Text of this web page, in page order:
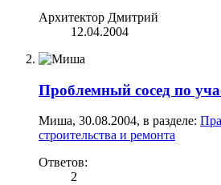
Архитектор Дмитрий
12.04.2004
Проблемный сосед по
Миша, 30.08.2004, в разделе:
строительства и ремонта
Ответов:
2